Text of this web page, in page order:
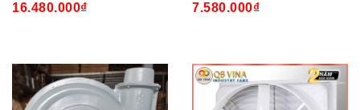
16.480.000₫ 7.580.000₫